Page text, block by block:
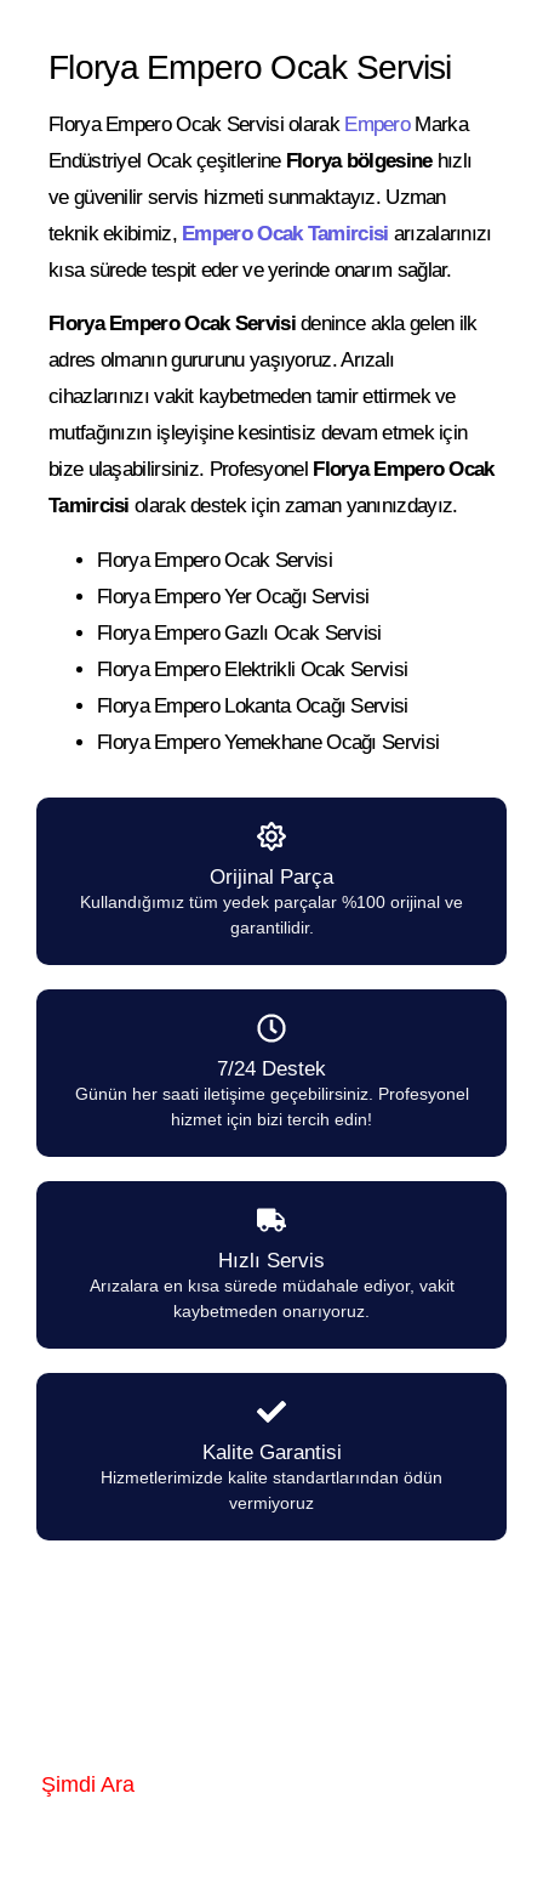
Florya Empero Ocak Servisi
Florya Empero Ocak Servisi olarak EmperoMarka
Endüstriyel Ocak çeşitlerine Florya bölgesinehızlı
ve güvenilir servis hizmeti sunmaktayız. Uzman
teknik ekibimiz, Empero Ocak Tamircisi arızalarınızı
kısa sürede tespit eder ve yerinde onarım sağlar.
Florya Empero Ocak Servisidenince akla gelen ilk
adres olmanın gururunu yaşıyoruz. Arızalı
cihazlarınızı vakit kaybetmeden tamir ettirmek ve
mutfağınızın işleyişine kesintisiz devam etmek için
bize ulaşabilirsiniz. Profesyonel Florya Empero Ocak
Tamircisi olarak destek için zaman yanınızdayız.
Florya Empero Ocak Servisi
Florya Empero Yer Ocağı Servisi
Florya Empero Gazlı Ocak Servisi
Florya Empero Elektrikli Ocak Servisi
Florya Empero Lokanta Ocağı Servisi
Florya Empero Yemekhane Ocağı Servisi
Orijinal Parça
Kullandığımız tüm yedek parçalar %100 orijinal ve
garantilidir.
7/24 Destek
Günün her saati iletişime geçebilirsiniz. Profesyonel
hizmet için bizi tercih edin!
Hızlı Servis
Arızalara en kısa sürede müdahale ediyor, vakit
kaybetmeden onarıyoruz.
Kalite Garantisi
Hizmetlerimizde kalite standartlarından ödün
vermiyoruz
Şimdi Ara